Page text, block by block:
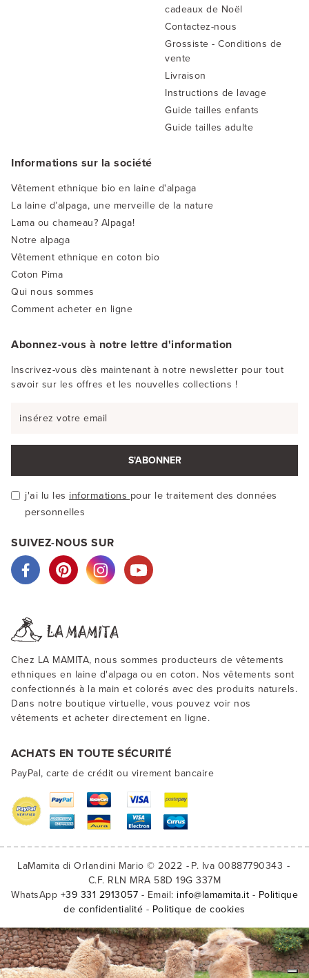
Informations sur la société
Vêtement ethnique bio en laine d'alpaga
La laine d’alpaga, une merveille de la nature
Lama ou chameau? Alpaga!
Notre alpaga
Vêtement ethnique en coton bio
Coton Pima
Qui nous sommes
Comment acheter en ligne
cadeaux de Noël
Contactez-nous
Grossiste - Conditions de
vente
Livraison
Instructions de lavage
Guide tailles enfants
Guide tailles adulte
Abonnez-vous à notre lettre d'information
Inscrivez-vous dès maintenant à notre newsletter pour tout
savoir sur les offres et les nouvelles collections !
S'ABONNER
j'ai lu les informations pour le traitement des données
personnelles
SUIVEZ-NOUS SUR
Chez LA MAMITA, nous sommes producteurs de vêtements
ethniques en laine d'alpaga ou en coton. Nos vêtements sont
confectionnés à la main et colorés avec des produits naturels.
Dans notre boutique virtuelle, vous pouvez voir nos
vêtements et acheter directement en ligne.
ACHATS EN TOUTE SÉCURITÉ
PayPal, carte de crédit ou virement bancaire
LaMamita di Orlandini Mario © 2022
P. Iva 00887790343
C.F. RLN MRA 58D 19G 337M
WhatsApp +39 331 2913057 - Email: info@lamamita.it - Politique
de confidentialité - Politique de cookies